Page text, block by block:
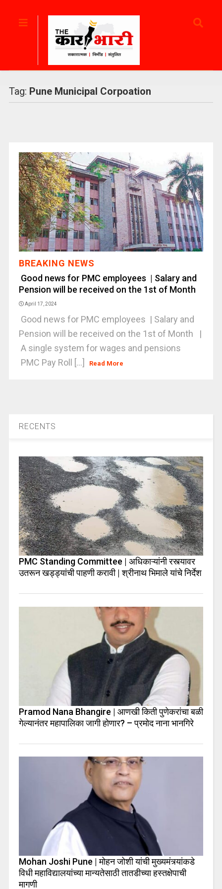
Tag: Pune Municipal Corpoation
BREAKING NEWS
Good news for PMC employees | Salary and
Pension will be received on the 1st of Month
April 17, 2024
Good news for PMC employees | Salary and
Pension will be received on the 1st of Month |
A single system for wages and pensions
PMC Pay Roll [...]
Read More
RECENTS
PMC Standing Committee | अधिकाऱ्यांनी रस्त्यावर
उतरून खड्ड्यांची पाहणी करावी | श्रीनाथ भिमाले यांचे निर्देश
Pramod Nana Bhangire | आणखी किती पुणेकरांचा बळी
गेल्यानंतर महापालिका जागी होणार? – प्रमोद नाना भानगिरे
Mohan Joshi Pune | मोहन जोशी यांची मुख्यमंत्र्यांकडे
विधी महाविद्यालयांच्या मान्यतेसाठी तातडीच्या हस्तक्षेपाची
मागणी